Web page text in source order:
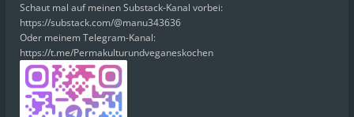
Schaut mal auf meinen Substack-Kanal vorbei:
https://substack.com/@manu343636
Oder meinem Telegram-Kanal:
https://t.me/Permakulturundveganeskochen